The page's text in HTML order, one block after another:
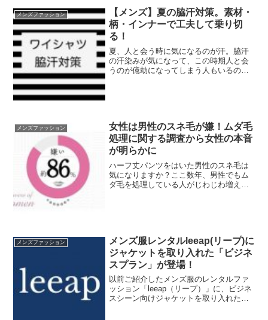
メンズファッション
【メンズ】夏の脇汗対策。素材・
柄・インナーで工夫して乗り切
る！
夏、人と会う時に気になるのが汗。脇汗
の汗染みが気になって、この時期人と会
うのが億劫になってしまう人もいるので
メンズファッション
女性は男性のスネ毛が嫌！ムダ毛
処理に関する調査から女性の本音
が明らかに
ハーフ丈パンツをはいた男性のスネ毛は
気になりますか？ここ数年、男性でもム
ダ毛を処理している人がじわじわ増えて
メンズファッション
メンズ服レンタルleeap(リープ)に
ジャケットを取り入れた「ビジネ
スプラン」が登場！
以前ご紹介したメンズ服のレンタルファ
ッション「leeap（リープ）」に、ビジネ
スシーン向けジャケットを取り入れたレ